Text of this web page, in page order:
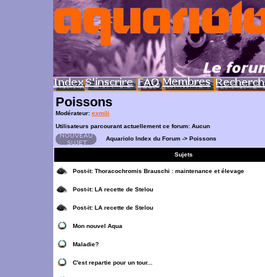
Poissons
Modérateur: exmili
Utilisateurs parcourant actuellement ce forum: Aucun
Aquariolo Index du Forum -> Poissons
Sujets
Post-it: Thoracochromis Brauschi : maintenance et élevage
Post-it: LA recette de Stelou
Post-it: LA recette de Stelou
Mon nouvel Aqua
Maladie?
C'est repartie pour un tour...